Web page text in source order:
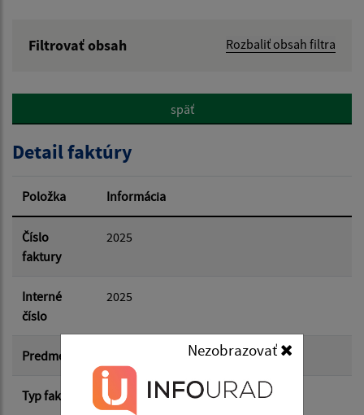
Nezobrazovať
Filtrovať obsah
Rozbaliť obsah filtra
Hľadať v:
Dátum od:
Dátum do:
Suma od:
Suma do:
späť
Detail faktúry
Položka Informácia
Číslo
faktury
2025
Interné
číslo
2025
Predmet vystavené faktúry rok 2025
Typ faktúry odberateľská